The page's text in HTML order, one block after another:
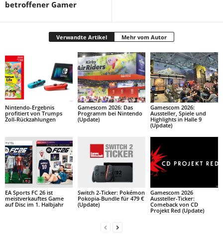
betroffener Gamer
Verwandte Artikel Mehr vom Autor
Nintendo-Ergebnis
profitiert von Trumps
Zoll-Rückzahlungen
Gamescom 2026: Das
Programm bei Nintendo
(Update)
Gamescom 2026:
Aussteller, Spiele und
Highlights in Halle 9
(Update)
EA Sports FC 26 ist
meistverkauftes Game
auf Disc im 1. Halbjahr
Switch 2-Ticker: Pokémon
Pokopia-Bundle für 479 €
(Update)
Gamescom 2026
Aussteller-Ticker:
Comeback von CD
Projekt Red (Update)